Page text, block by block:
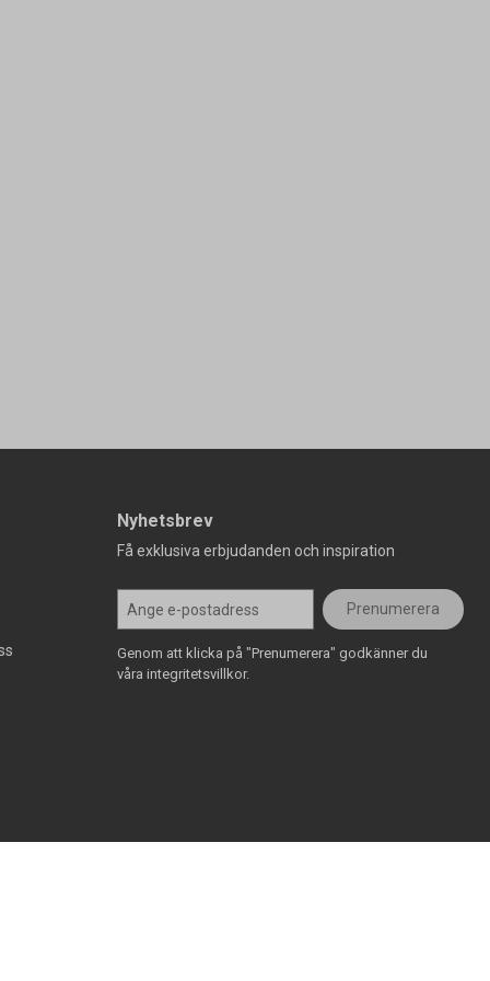
Nyhetsbrev
Få exklusiva erbjudanden och inspiration
Prenumerera
Genom att klicka på "Prenumerera" godkänner du
våra integritetsvillkor.